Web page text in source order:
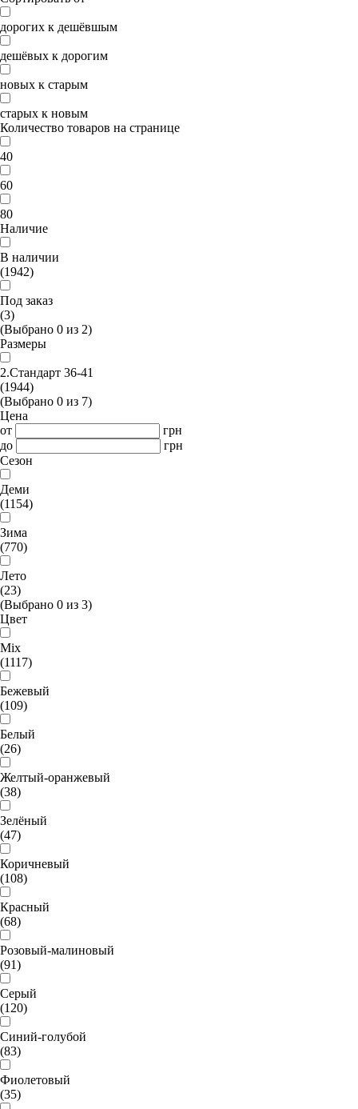
дорогих к дешёвшым
дешёвых к дорогим
новых к старым
старых к новым
Количество товаров на странице
40
60
80
Наличие
В наличии
(1942)
Под заказ
(3)
(Выбрано 0 из 2)
Размеры
2.Стандарт 36-41
(1944)
(Выбрано 0 из 7)
Цена
от
грн
до
грн
Сезон
Деми
(1154)
Зима
(770)
Лето
(23)
(Выбрано 0 из 3)
Цвет
Mix
(1117)
Бежевый
(109)
Белый
(26)
Желтый-оранжевый
(38)
Зелёный
(47)
Коричневый
(108)
Красный
(68)
Розовый-малиновый
(91)
Серый
(120)
Синий-голубой
(83)
Фиолетовый
(35)